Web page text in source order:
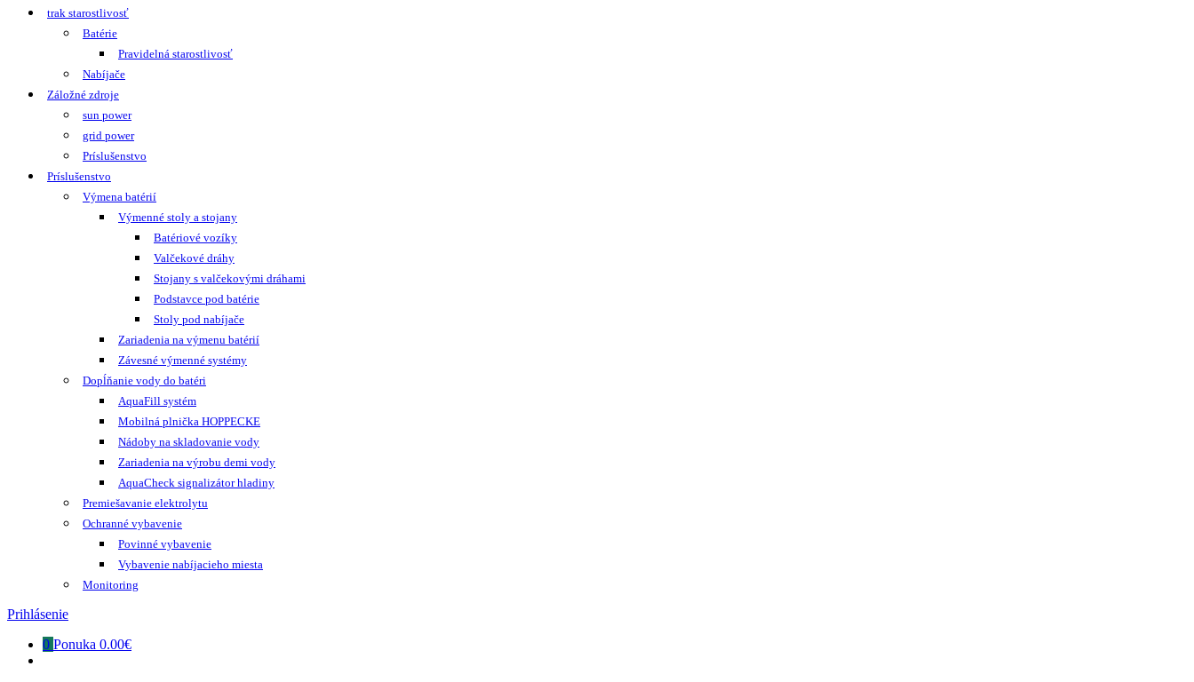
trak starostlivosť
Batérie
Pravidelná starostlivosť
Nabíjače
Záložné zdroje
sun power
grid power
Príslušenstvo
Príslušenstvo
Výmena batérií
Výmenné stoly a stojany
Batériové vozíky
Valčekové dráhy
Stojany s valčekovými dráhami
Podstavce pod batérie
Stoly pod nabíjače
Zariadenia na výmenu batérií
Závesné výmenné systémy
Dopĺňanie vody do batéri
AquaFill systém
Mobilná plnička HOPPECKE
Nádoby na skladovanie vody
Zariadenia na výrobu demi vody
AquaCheck signalizátor hladiny
Premiešavanie elektrolytu
Ochranné vybavenie
Povinné vybavenie
Vybavenie nabíjacieho miesta
Monitoring
Prihlásenie
0 Ponuka 0.00€